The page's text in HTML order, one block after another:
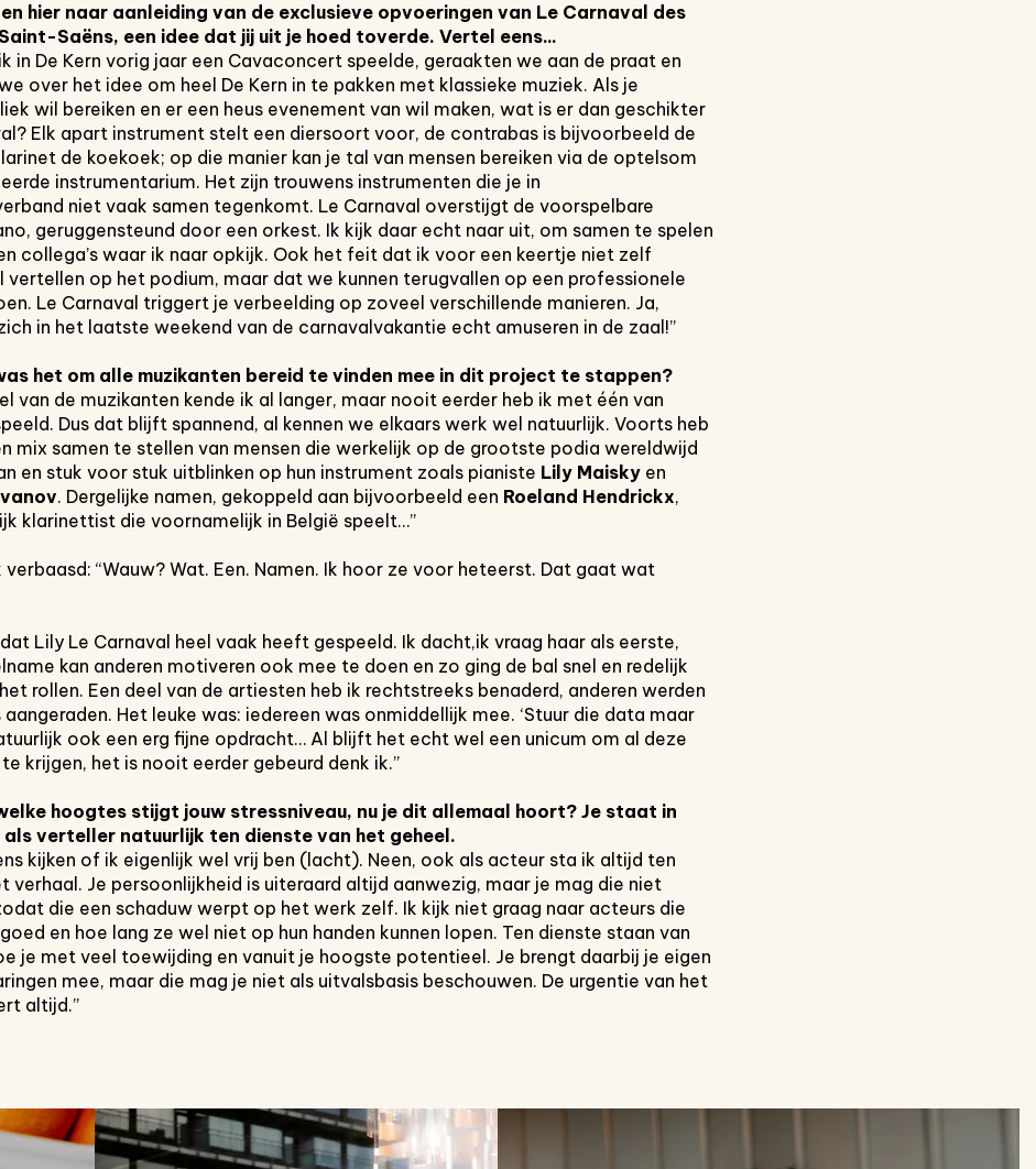
hier naar aanleiding van de exclusieve opvoeringen van Le Carnaval des
Saëns, een idee dat jij uit je hoed toverde. Vertel eens...
in De Kern vorig jaar een Cavaconcert speelde, geraakten we aan de praat en
over het idee om heel De Kern in te pakken met klassieke muziek. Als je
wil bereiken en er een heus evenement van wil maken, wat is er dan geschikter
Elk apart instrument stelt een diersoort voor, de contrabas is bijvoorbeeld de
de koekoek; op die manier kan je tal van mensen bereiken via de optelsom
instrumentarium. Het zijn trouwens instrumenten die je in
niet vaak samen tegenkomt. Le Carnaval overstijgt de voorspelbare
geruggensteund door een orkest. Ik kijk daar echt naar uit, om samen te spelen
collega’s waar ik naar opkijk. Ook het feit dat ik voor een keertje niet zelf
vertellen op het podium, maar dat we kunnen terugvallen op een professionele
Le Carnaval triggert je verbeelding op zoveel verschillende manieren. Ja,
in het laatste weekend van de carnavalvakantie echt amuseren in de zaal!”
het om alle muzikanten bereid te vinden mee in dit project te stappen?
van de muzikanten kende ik al langer, maar nooit eerder heb ik met één van
Dus dat blijft spannend, al kennen we elkaars werk wel natuurlijk. Voorts heb
mix samen te stellen van mensen die werkelijk op de grootste podia wereldwijd
en stuk voor stuk uitblinken op hun instrument zoals pianiste Lily Maisky en
. Dergelijke namen, gekoppeld aan bijvoorbeeld een Roeland Hendrickx,
klarinettist die voornamelijk in België speelt…”
“Wauw? Wat. Een. Namen. Ik hoor ze voor heteerst. Dat gaat wat
Lily Le Carnaval heel vaak heeft gespeeld. Ik dacht,ik vraag haar als eerste,
kan anderen motiveren ook mee te doen en zo ging de bal snel en redelijk
rollen. Een deel van de artiesten heb ik rechtstreeks benaderd, anderen werden
aangeraden. Het leuke was: iedereen was onmiddellijk mee. ‘Stuur die data maar
ook een erg fijne opdracht… Al blijft het echt wel een unicum om al deze
krijgen, het is nooit eerder gebeurd denk ik.”
hoogtes stijgt jouw stressniveau, nu je dit allemaal
hoort? Je staat in
als verteller natuurlijk ten dienste van het geheel.
kijken of ik eigenlijk wel vrij ben (lacht). Neen, ook als acteur sta ik altijd ten
verhaal. Je persoonlijkheid is uiteraard altijd aanwezig, maar je mag die niet
die een schaduw werpt op het werk zelf. Ik kijk niet graag naar acteurs die
en hoe lang ze wel niet op hun handen kunnen lopen. Ten dienste staan van
je met veel toewijding en vanuit je hoogste potentieel. Je brengt daarbij je eigen
mee, maar die mag je niet als uitvalsbasis beschouwen. De urgentie van het
altijd.”